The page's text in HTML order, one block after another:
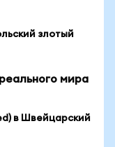
злотый
мира
в Швейцарский